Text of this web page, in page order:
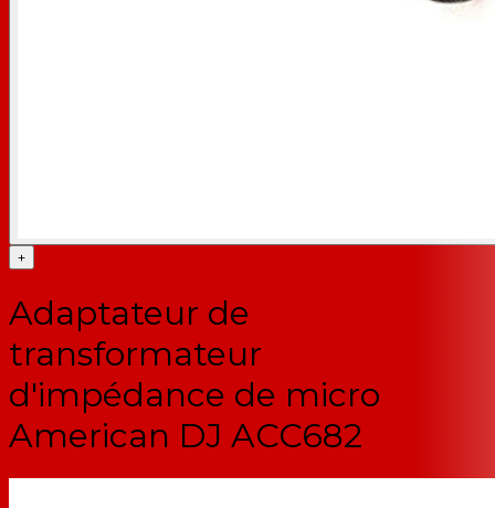
+
Adaptateur de
transformateur
d'impédance de micro
American DJ ACC682